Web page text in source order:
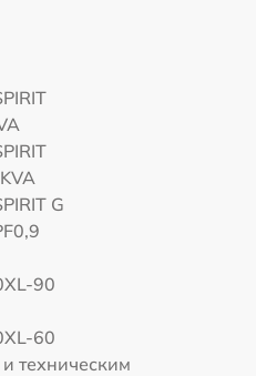
G
90
60
техническим